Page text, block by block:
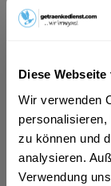
Diese
Wir verwenden
zu können und
analysieren.
Verwendung
ab 101,01
Vorrätig
MEHRWEG
+0,48 € Pfand
In den